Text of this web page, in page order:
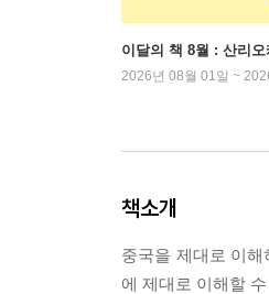
이달의 책 8월 : 산리오
2026년 08월 01일 ~
책소개
중국을 제대로 이
에 제대로 이해할